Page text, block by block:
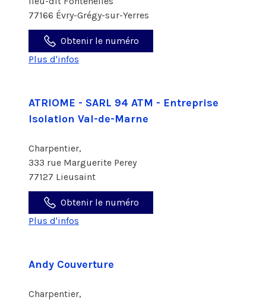
77166 Évry-Grégy-sur-Yerres
Obtenir le numéro
Plus d'infos
ATRIOME - SARL 94 ATM - Entreprise
Isolation Val-de-Marne
Charpentier,
333 rue Marguerite Perey
77127 Lieusaint
Obtenir le numéro
Plus d'infos
Andy Couverture
Charpentier,